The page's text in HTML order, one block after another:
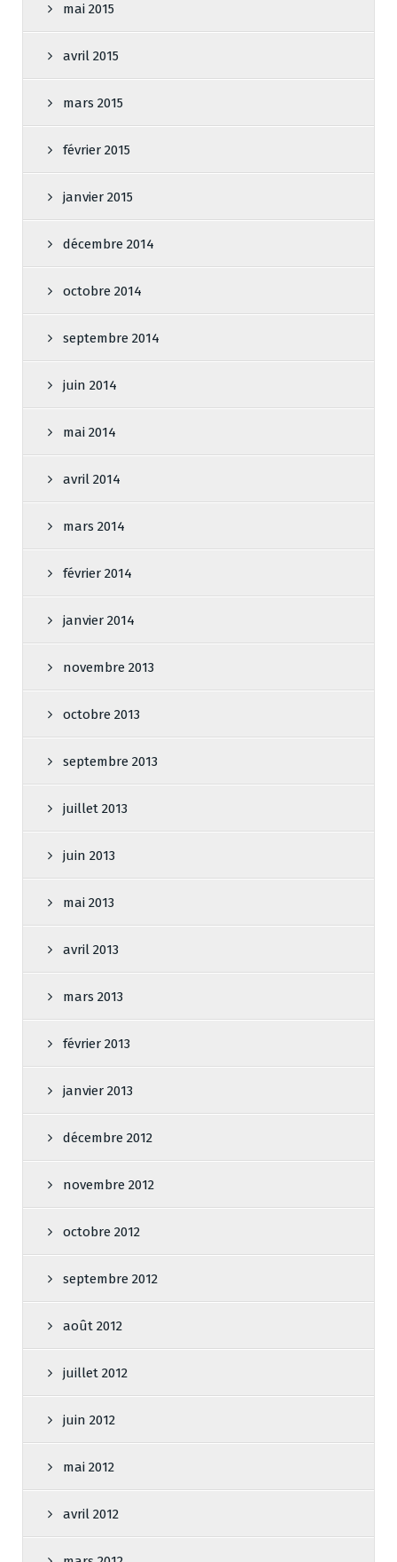
mai 2015
avril 2015
mars 2015
février 2015
janvier 2015
décembre 2014
octobre 2014
septembre 2014
juin 2014
mai 2014
avril 2014
mars 2014
février 2014
janvier 2014
novembre 2013
octobre 2013
septembre 2013
juillet 2013
juin 2013
mai 2013
avril 2013
mars 2013
février 2013
janvier 2013
décembre 2012
novembre 2012
octobre 2012
septembre 2012
août 2012
juillet 2012
juin 2012
mai 2012
avril 2012